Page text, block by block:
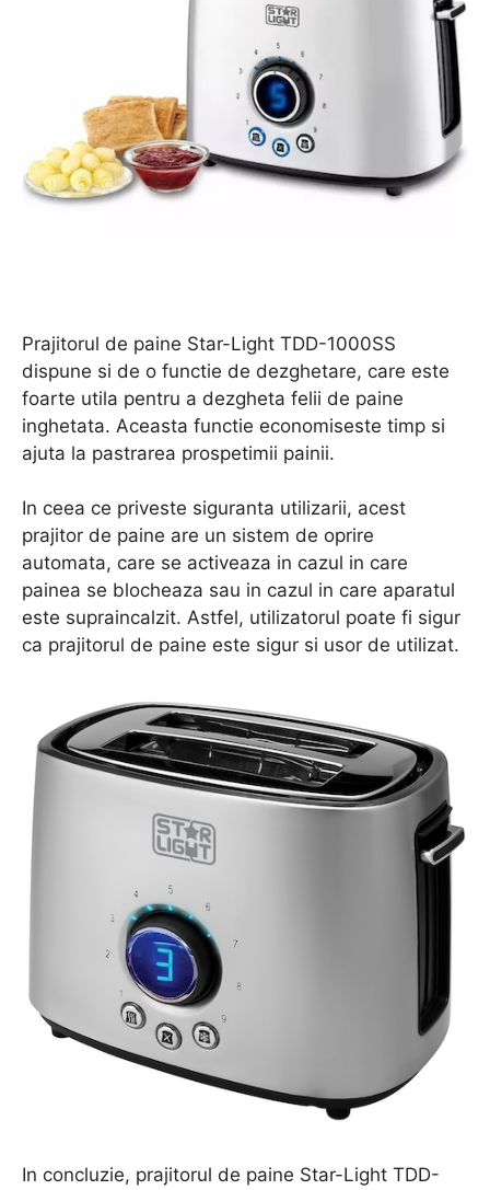
Prajitorul de paine Star-Light TDD-1000SS
dispune si de o functie de dezghetare, care este
foarte utila pentru a dezgheta felii de paine
inghetata. Aceasta functie economiseste timp si
ajuta la pastrarea prospetimii painii.
In ceea ce priveste siguranta utilizarii, acest
prajitor de paine are un sistem de oprire
automata, care se activeaza in cazul in care
painea se blocheaza sau in cazul in care aparatul
este supraincalzit. Astfel, utilizatorul poate fi sigur
ca prajitorul de paine este sigur si usor de utilizat.
In concluzie, prajitorul de paine Star-Light TDD-